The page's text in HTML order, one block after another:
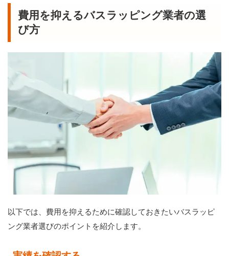
費用を抑えるバスラッピング業者の選
び方
以下では、費用を抑えるために確認しておきたいバスラッピ
ング業者選びのポイントを紹介します。